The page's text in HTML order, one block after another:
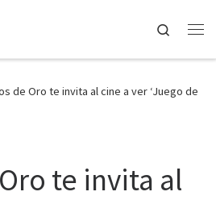
Search
de Oro te invita al cine a ver ‘Juego de
te invita al